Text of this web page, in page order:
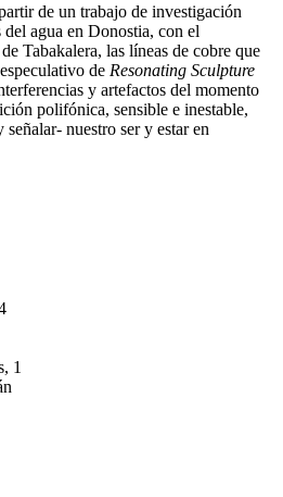
de un trabajo de investigación
agua en Donostia, con el
Tabakalera, las líneas de cobre que
de Resonating Sculpture
y artefactos del momento
polifónica, sensible e inestable,
nuestro ser y estar en
1